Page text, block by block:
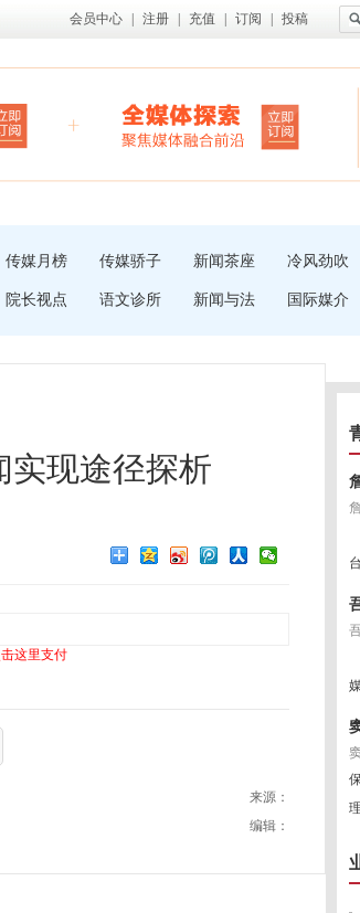
会员中心 注册 充值 订阅 投稿
传媒月榜 传媒骄子 新闻茶座 冷风劲吹
院长视点 语文诊所 新闻与法 国际媒介
实现途径探析
这里支付
来源：
编辑：